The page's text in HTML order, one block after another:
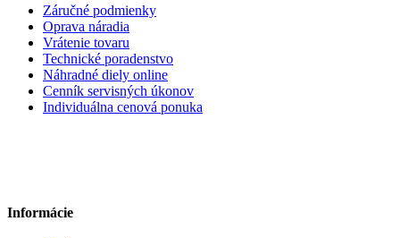
Záručné podmienky
Oprava náradia
Vrátenie tovaru
Technické poradenstvo
Náhradné diely online
Cenník servisných úkonov
Individuálna cenová ponuka
Informácie